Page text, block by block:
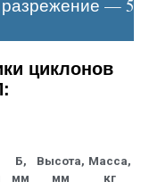
разрежение — 5
циклонов
Б,
мм
Высота,
мм
Масса,
кг